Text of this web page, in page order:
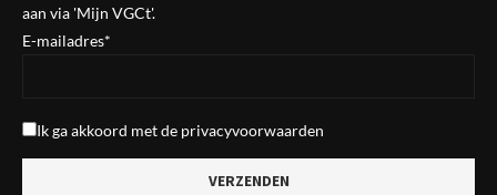
aan via 'Mijn VGCt'.
E-mailadres*
Ik ga akkoord met de privacyvoorwaarden